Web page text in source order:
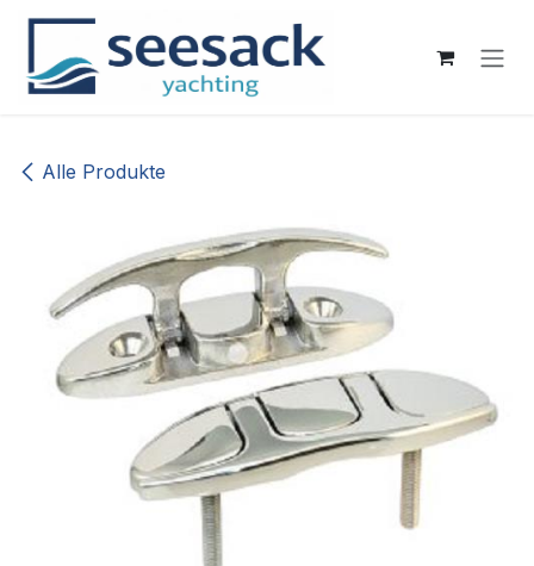
Zum Inhalt springen
Alle Produkte